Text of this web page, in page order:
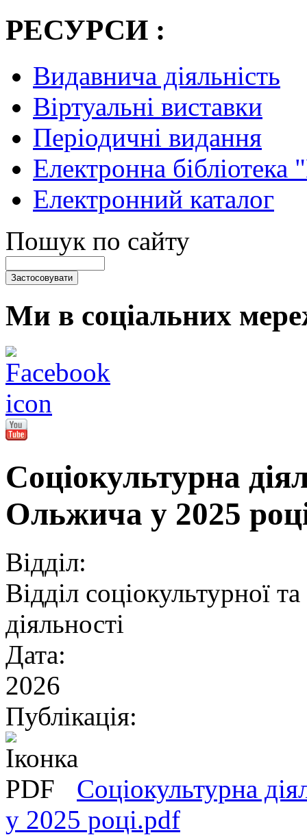
РЕСУРСИ :
Видавнича діяльність
Віртуальні виставки
Періодичні видання
Електронна
Електронний каталог
Пошук по сайту
Ми в соціальних
Соціокультурна
Ольжича у 2025
Відділ:
Відділ соціокультурної
діяльності
Дата:
2026
Публікація:
Соціокультурна
у 2025 році.pdf